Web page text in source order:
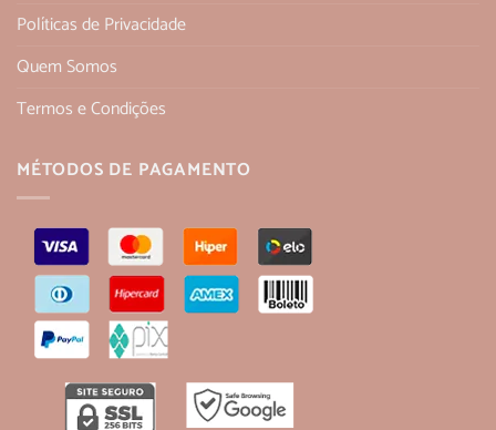
Políticas de Privacidade
Quem Somos
Termos e Condições
MÉTODOS DE PAGAMENTO